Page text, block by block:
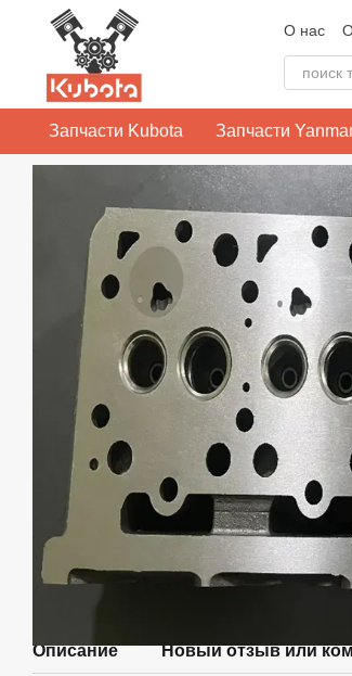
Перейти к основному контенту
О нас
Запчасти Kubota Запчасти
Описание Новый отзыв или